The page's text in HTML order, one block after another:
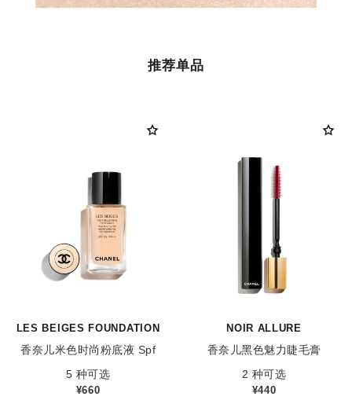
推荐单品
LES BEIGES FOUNDATION
香奈儿米色时尚粉底液 Spf
25/pa++
参考编号 184410
5 种可选
¥660
NOIR ALLURE
香奈儿黑色魅力睫毛膏
参考编号 190010
2 种可选
¥440